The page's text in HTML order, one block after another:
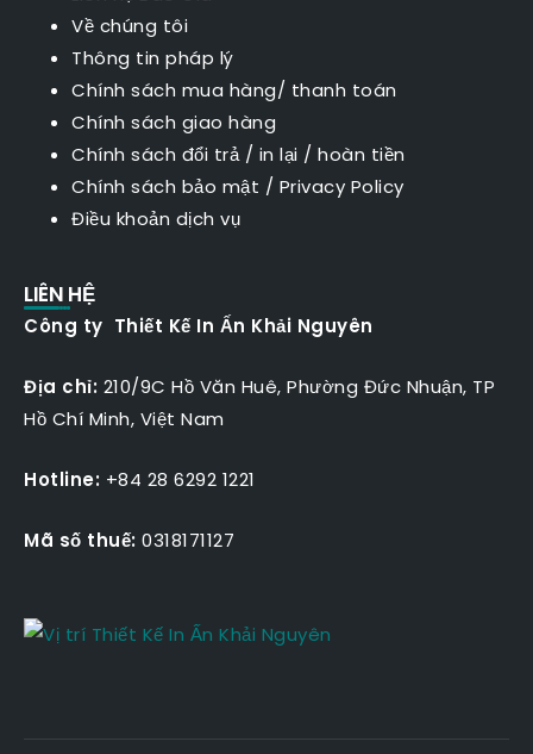
Về chúng tôi
Thông tin pháp lý
Chính sách mua hàng/ thanh toán
Chính sách giao hàng
Chính sách đổi trả / in lại / hoàn tiền
Chính sách bảo mật / Privacy Policy
Điều khoản dịch vụ
LIÊN HỆ
Công ty Thiết Kế In Ấn Khải Nguyên
Địa chỉ: 210/9C Hồ Văn Huê, Phường Đức Nhuận, TP
Hồ Chí Minh, Việt Nam
Hotline: +84 28 6292 1221
Mã số thuế: 0318171127